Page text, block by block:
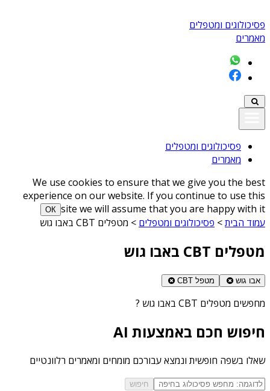
פסיכולוגים ומטפלים
מאמרים
פסיכולוגים ומטפלים
מאמרים
We use cookies to ensure that we give you the best
experience on our website. If you continue to use this
site we will assume that you are happy with it
ОК
עמוד הבית> פסיכולוגים ומטפלים > מטפלים CBT באבו גוש
מטפלים CBT באבו גוש
אבו גוש מטפל CBT
מחפשים מטפלים CBT באבו גוש ?
חיפוש חכם באמצעות AI
שאלו בשפה חופשית ונמצא עבורכם מומחים ומאמרים רלוונטיים
חיפוש